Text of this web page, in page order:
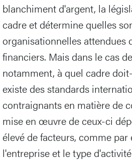
blanchiment d'argent, la
cadre et détermine quelles
organisationnelles attendues
financiers. Mais dans le cas
notamment, à quel cadre
existe des standards
contraignants en matière de
mise en œuvre de ceux-ci
élevé de facteurs, comme
l'entreprise et le type